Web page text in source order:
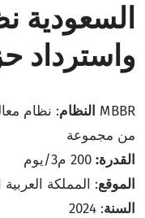
السعودية
واسترداد
MBBR النظام: نظام
من مجموعة
القدرة:
الموقع: المملكة
السنة: 2024